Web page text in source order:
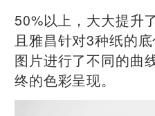
50%以上，大大提升
且雅昌针对3种纸的
图片进行了不同的曲
终的色彩呈现。